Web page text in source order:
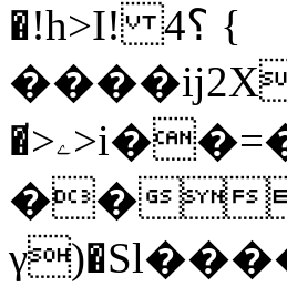
�!h>I! 4؟ {
�̸>ۦ>i��=�d�Jx� I��R�yg�f�F�T��
��